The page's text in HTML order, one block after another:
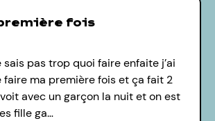
fois
sais pas trop quoi faire enfaite j’ai
faire ma première fois et ça fait 2
avec un garçon la nuit et on est
fille ga…